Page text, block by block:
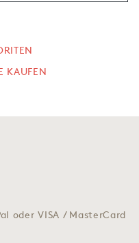
KAUFEN
oder VISA / MasterCard